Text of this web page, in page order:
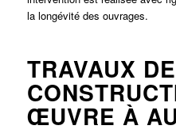
la longévité des ouvrages.
TRAVAUX DE
ŒUVRE À